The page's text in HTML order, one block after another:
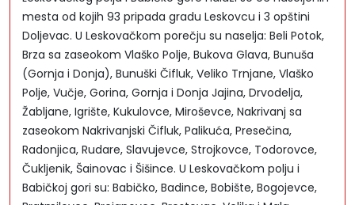
mesta od kojih 93 pripada gradu Leskovcu i 3 opštini
Doljevac. U Leskovačkom porečju su naselja: Beli Potok,
Brza sa zaseokom Vlaško Polje, Bukova Glava, Bunuša
(Gornja i Donja), Bunuški Čifluk, Veliko Trnjane, Vlaško
Polje, Vučje, Gorina, Gornja i Donja Jajina, Drvodelja,
Žabljane, Igrište, Kukulovce, Miroševce, Nakrivanj sa
zaseokom Nakrivanjski Čifluk, Palikuća, Presečina,
Radonjica, Rudare, Slavujevce, Strojkovce, Todorovce,
Čukljenik, Šainovac i Šišince. U Leskovačkom polju i
Babičkoj gori su: Babičko, Badince, Bobište, Bogojevce,